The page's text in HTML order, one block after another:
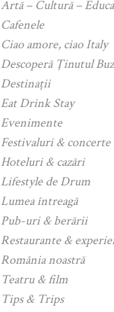
Artă – Cultură –
Cafenele
Ciao amore, ciao Italy
Descoperă Ținutul
Destinații
Eat Drink Stay
Evenimente
Festivaluri & concerte
Hoteluri & cazări
Lifestyle de Drum
Lumea întreagă
Pub-uri & berării
Restaurante &
România noastră
Teatru & film
Tips & Trips